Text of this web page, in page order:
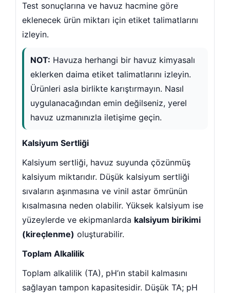
Dairesi Kapağı
Test sonuçlarına ve havuz hacmine göre
eklenecek ürün miktarı için etiket talimatlarını
izleyin.
NOT: Havuza herhangi bir havuz kimyasalı
eklerken daima etiket talimatlarını izleyin.
Ürünleri asla birlikte karıştırmayın. Nasıl
uygulanacağından emin değilseniz, yerel
havuz uzmanınızla iletişime geçin.
Kalsiyum Sertliği
Kalsiyum sertliği, havuz suyunda çözünmüş
kalsiyum miktarıdır. Düşük kalsiyum sertliği
sıvaların aşınmasına ve vinil astar ömrünün
kısalmasına neden olabilir. Yüksek kalsiyum ise
yüzeylerde ve ekipmanlarda kalsiyum birikimi
(kireçlenme) oluşturabilir.
Toplam Alkalilik
Toplam alkalilik (TA), pH’ın stabil kalmasını
sağlayan tampon kapasitesidir. Düşük TA; pH